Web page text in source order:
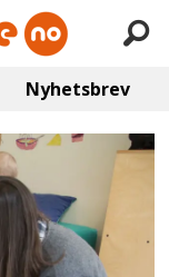
Nyhetsbrev